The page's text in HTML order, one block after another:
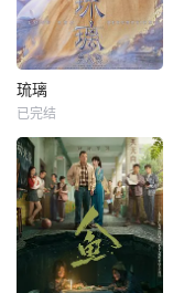
琉璃
已完结